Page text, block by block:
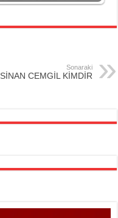
Sonaraki
SİNAN CEMGİL KİMDİR